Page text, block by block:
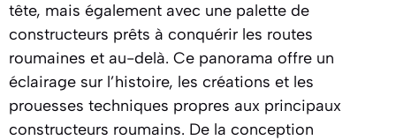
tête, mais également avec une palette de
constructeurs prêts à conquérir les routes
roumaines et au-delà. Ce panorama offre un
éclairage sur l’histoire, les créations et les
prouesses techniques propres aux principaux
constructeurs roumains. De la conception